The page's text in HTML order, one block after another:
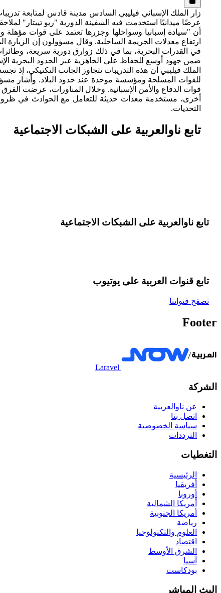
زار الملك الإسباني فيليبي السادس مدينة قادس لمتابعة
عرضًا ميدانيًا استخدمت فيه السفينة الدورية "ريو تييتار"
أن "سيادة إسبانيا وسواحلها وجزرها تعتمد على قوات
ارتفاع معدلات الجريمة الساحلية. وقال مسؤولون إن الزيارة
في القدرات البحرية، بما في ذلك زوارق دورية سريعة،
ضمن جهود أوسع للحفاظ على الجاهزية عبر الحدود البحرية
الملك فيليبي أن هذه التدريبات تتجاوز الجانب التكتيكي، إذ
للقوات المسلحة ومؤسسة موحدة عند حدود البلاد. وأشار
قوات الدفاع والأمن الإسبانية. وخلال المناورات، عرضت
أخرى، مستخدمة معدات حديثة للتعامل مع الحوادث في
التحديات.
تابع ناوالعربية على الشبكات الاجتماعية
تابع ناوالعربية على الشبكات الاجتماعية
تابع قنوات العربية على یوتیوب
تصفح قنواتنا
Footer
Laravel
الشركة
عن ناوالعربية
اتصل بنا
سياسة الخصوصية
الترددات
التغطيات
الرئيسية
أفريقيا
أوروبا
أمريكا الشمالية
أمريكا الجنوبية
رياضة
العلوم والتكنولوجيا
اقتصاد
الشرق الأوسط
آسيا
بودكاست
البث المباشر